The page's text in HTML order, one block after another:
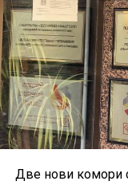
Две нови комори